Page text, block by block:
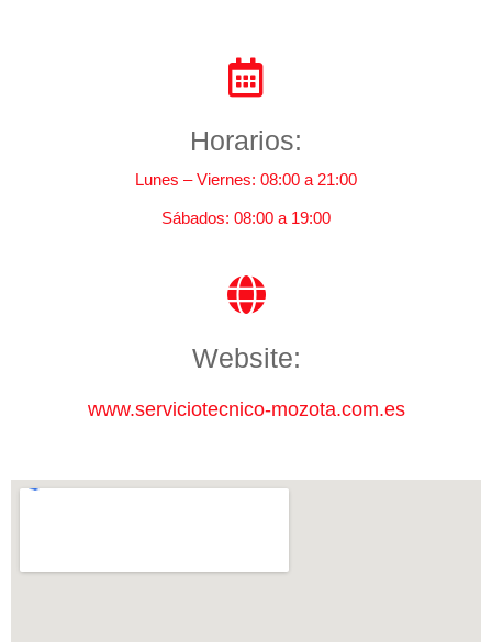
Horarios:
Lunes – Viernes: 08:00 a 21:00
Sábados: 08:00 a 19:00
Website:
www.serviciotecnico-mozota.com.es